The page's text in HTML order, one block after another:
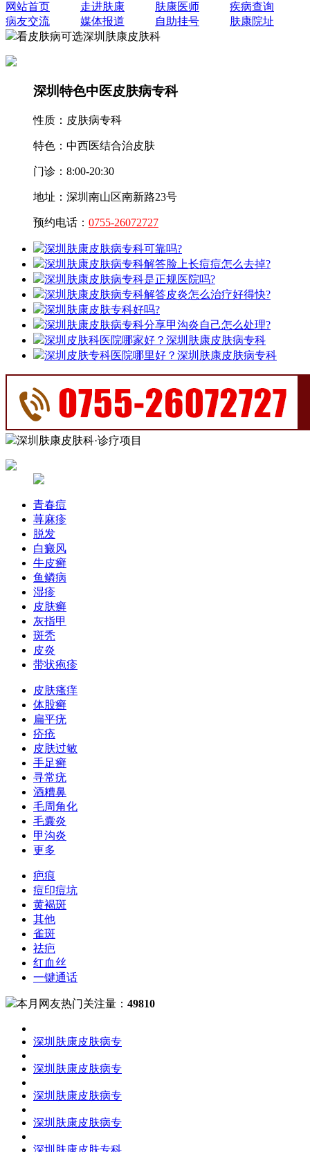
网站首页 走进肤康 肤康医师
疾病查询
病友交流
媒体报道 自助挂号
肤康院址
看皮肤病可选深圳肤康皮肤科
深圳特色中医皮肤病专科
性质： 皮肤病专科
特色： 中西医结合治皮肤
门诊： 8:00-20:30
地址： 深圳南山区南新路23号
预约电话： 0755-26072727
深圳肤康皮肤病专科可靠吗?
深圳肤康皮肤病专科解答脸上长痘痘怎么去掉?
深圳肤康皮肤病专科是正规医院吗?
深圳肤康皮肤病专科解答皮炎怎么治疗好得快?
深圳肤康皮肤专科好吗?
深圳肤康皮肤病专科分享甲沟炎自己怎么处理?
深圳皮肤科医院哪家好？深圳肤康皮肤病专科
深圳皮肤专科医院哪里好？深圳肤康皮肤病专科
深圳肤康皮肤科·诊疗项目
青春痘
荨麻疹
脱发
白癜风
牛皮癣
鱼鳞病
湿疹
皮肤癣
灰指甲
斑秃
皮炎
带状疱疹
皮肤瘙痒
体股癣
扁平疣
疥疮
皮肤过敏
手足癣
寻常疣
酒糟鼻
毛周角化
毛囊炎
甲沟炎
更多
疤痕
痘印痘坑
黄褐斑
其他
雀斑
祛疤
红血丝
一键通话
本月网友热门关注量： 49810
深圳肤康皮肤病专
深圳肤康皮肤病专
深圳肤康皮肤病专
深圳肤康皮肤病专
深圳肤康皮肤专科